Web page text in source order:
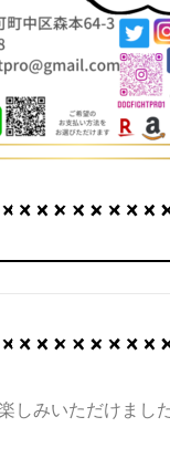
みいただけまし